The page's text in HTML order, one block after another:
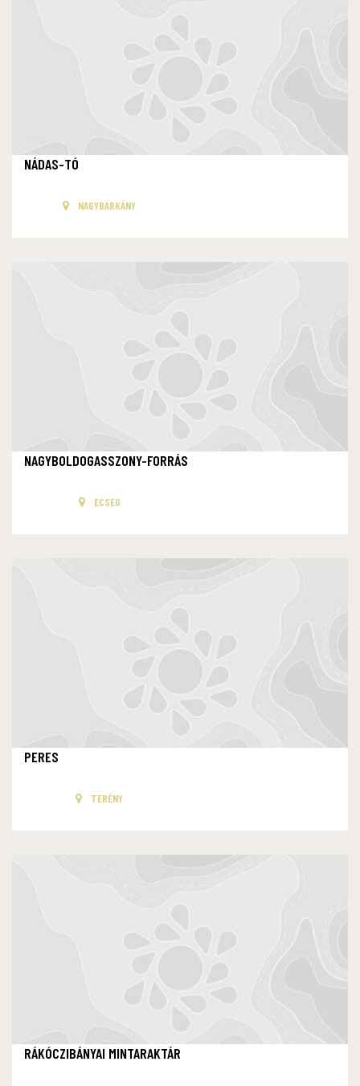
NÁDAS-TÓ
NAGYBÁRKÁNY
NAGYBOLDOGASSZONY-FORRÁS
ECSEG
PERES
TERÉNY
RÁKÓCZIBÁNYAI MINTARAKTÁR